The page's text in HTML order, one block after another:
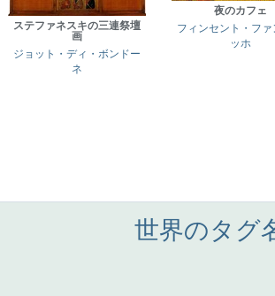
ステファネスキの三連祭壇
画
ジョット・ディ・ボンドー
ネ
夜のカフェ
フィンセント・ファ
ッホ
世界のタグ